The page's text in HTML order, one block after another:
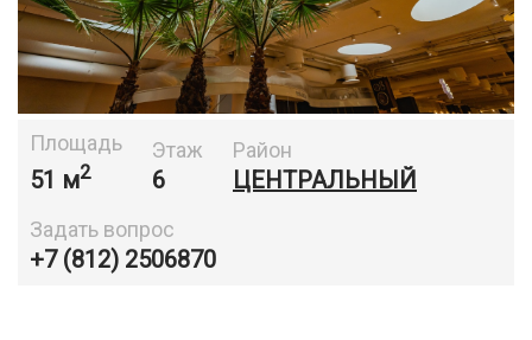
Площадь
51 м2
Этаж
6
Район
ЦЕНТРАЛЬНЫЙ
Задать вопрос
+7 (812) 2506870